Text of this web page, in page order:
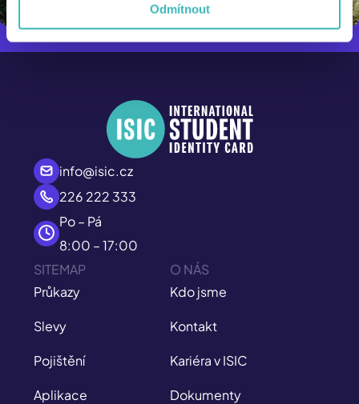
Odmítnout
info@isic.cz
226 222 333
Po – Pá
8:00 – 17:00
SITEMAP
Průkazy
Slevy
Pojištění
Aplikace
O NÁS
Kdo jsme
Kontakt
Kariéra v ISIC
Dokumenty